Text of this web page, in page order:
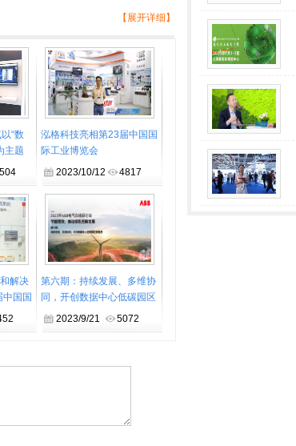
【展开详细】
“数
主题
业博
泓格科技亮相第23届中国国
际工业博览会
2023/10/12
4817
解决
国国
第六期：持续发展、多维协
同，开创数据中心低碳园区
新境界2023/9/21 5072